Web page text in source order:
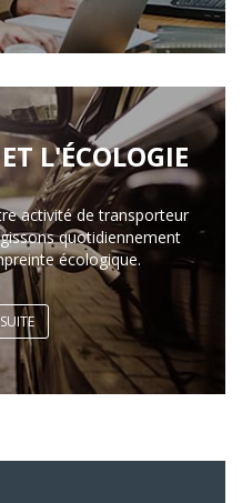
L'ÉCOLOGIE
activité de transporteur
quotidiennement
écologique.